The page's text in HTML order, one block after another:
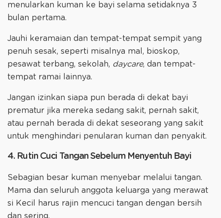
menularkan kuman ke bayi selama setidaknya 3
bulan pertama.
Jauhi keramaian dan tempat-tempat sempit yang
penuh sesak, seperti misalnya mal, bioskop,
pesawat terbang, sekolah, daycare, dan tempat-
tempat ramai lainnya.
Jangan izinkan siapa pun berada di dekat bayi
prematur jika mereka sedang sakit, pernah sakit,
atau pernah berada di dekat seseorang yang sakit
untuk menghindari penularan kuman dan penyakit.
4. Rutin Cuci Tangan Sebelum Menyentuh Bayi
Sebagian besar kuman menyebar melalui tangan.
Mama dan seluruh anggota keluarga yang merawat
si Kecil harus rajin mencuci tangan dengan bersih
dan sering.